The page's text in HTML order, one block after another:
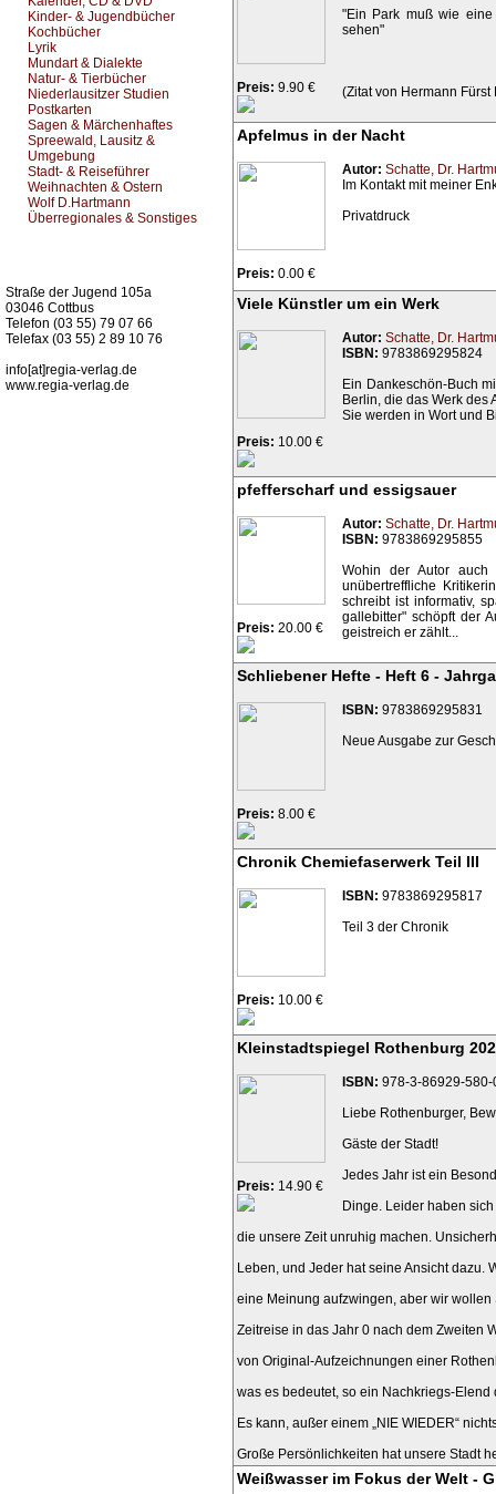
Kinder- & Jugendbücher
Kochbücher
Lyrik
Mundart & Dialekte
Natur- & Tierbücher
Niederlausitzer Studien
Postkarten
Sagen & Märchenhaftes
Spreewald, Lausitz &
Umgebung
Stadt- & Reiseführer
Weihnachten & Ostern
Wolf D.Hartmann
Überregionales & Sonstiges
Straße der Jugend 105a
03046 Cottbus
Telefon (03 55) 79 07 66
Telefax (03 55) 2 89 10 76
info[at]regia-verlag.de
www.regia-verlag.de
Preis: 9.90 €
"Ein Park muß wie
sehen"
(Zitat von Hermann Fürst
Apfelmus in der Nacht
Preis: 0.00 €
Autor: Schatte, Dr.
Im Kontakt mit meiner
Privatdruck
Viele Künstler um ein Werk
Preis: 10.00 €
Autor: Schatte, Dr.
ISBN: 9783869295824
Ein Dankeschön-Buch
Berlin, die das Werk des
Sie werden in Wort und
pfefferscharf und essigsauer
Preis: 20.00 €
Autor: Schatte, Dr.
ISBN: 9783869295855
Wohin der Autor auch
unübertreffliche
schreibt ist informativ,
gallebitter" schöpft der
geistreich er zählt...
Schliebener Hefte - Heft 6 -
Preis: 8.00 €
ISBN: 9783869295831
Neue Ausgabe zur
Chronik Chemiefaserwerk Teil III
Preis: 10.00 €
ISBN: 9783869295817
Teil 3 der Chronik
Kleinstadtspiegel Rothenburg
Preis: 14.90 €
ISBN: 978-3-86929-580-
Liebe Rothenburger,
Gäste der Stadt!
Jedes Jahr ist ein
Dinge. Leider haben
die unsere Zeit unruhig machen.
Leben, und Jeder hat seine Ansicht dazu.
eine Meinung aufzwingen, aber wir
Zeitreise in das Jahr 0 nach dem Zweiten
von Original-Aufzeichnungen einer
was es bedeutet, so ein Nachkriegs-Elend
Es kann, außer einem „NIE WIEDER“
Große Persönlichkeiten hat unsere Stadt
Weißwasser im Fokus der Welt -